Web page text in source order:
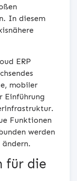
In diesem
ERP
mobiler
Einführung
Funktionen
werden
ändern.
für die